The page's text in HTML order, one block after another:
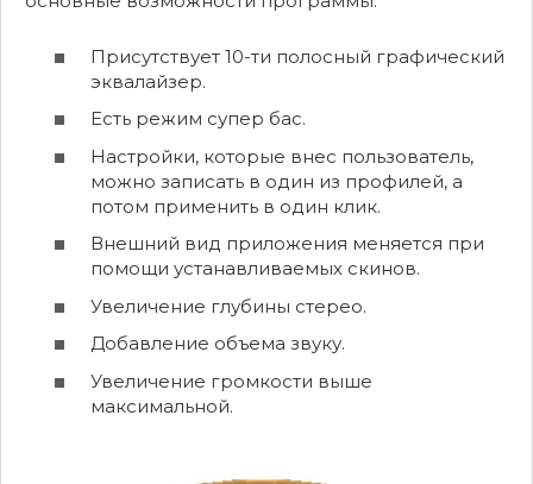
Присутствует 10-ти полосный графический
эквалайзер.
Есть режим супер бас.
Настройки, которые внес пользователь,
можно записать в один из профилей, а
потом применить в один клик.
Внешний вид приложения меняется при
помощи устанавливаемых скинов.
Увеличение глубины стерео.
Добавление объема звуку.
Увеличение громкости выше
максимальной.